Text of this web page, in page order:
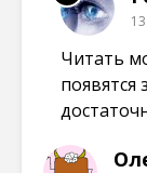
Читать